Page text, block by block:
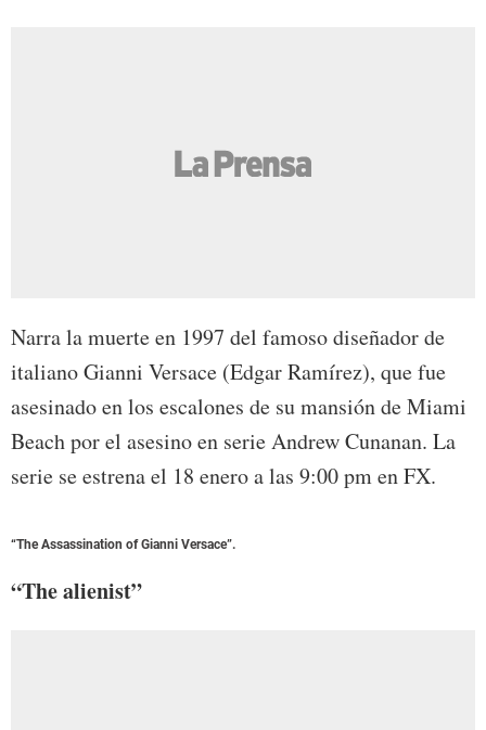
Narra la muerte en 1997 del famoso diseñador de
italiano Gianni Versace (Edgar Ramírez), que fue
asesinado en los escalones de su mansión de Miami
Beach por el asesino en serie Andrew Cunanan. La
serie se estrena el 18 enero a las 9:00 pm en FX.
“The Assassination of Gianni Versace”.
“The alienist”